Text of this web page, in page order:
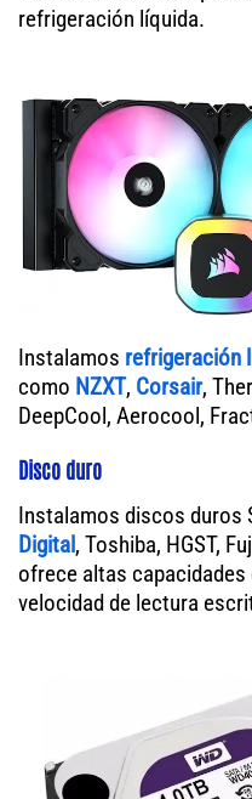
refrigeración líquida.
Instalamos refrigeración
como NZXT, Corsair,
DeepCool, Aerocool,
Disco duro
Instalamos discos duros
Digital, Toshiba, HGST,
ofrece altas
velocidad de lectura